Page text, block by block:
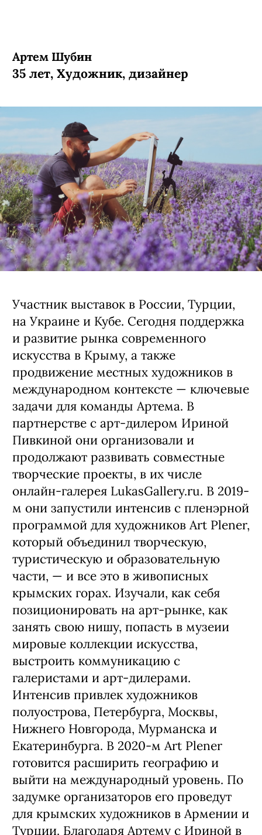
Артем Шубин
35 лет, Художник, дизайнер
Участник выставок в России, Турции,
на Украине и Кубе. Сегодня поддержка
и развитие рынка современного
искусства в Крыму, а также
продвижение местных художников в
международном контексте — ключевые
задачи для команды Артема. В
партнерстве с арт-дилером Ириной
Пивкиной они организовали и
продолжают развивать совместные
творческие проекты, в их числе
онлайн-галерея LukasGallery.ru. В 2019-
м они запустили интенсив с пленэрной
программой для художников Art Plener,
который объединил творческую,
туристическую и образовательную
части, — и все это в живописных
крымских горах. Изучали, как себя
позиционировать на арт-рынке, как
занять свою нишу, попасть в музеии
мировые коллекции искусства,
выстроить коммуникацию с
галеристами и арт-дилерами.
Интенсив привлек художников
полуострова, Петербурга, Москвы,
Нижнего Новгорода, Мурманска и
Екатеринбурга. В 2020-м Art Plener
готовится расширить географию и
выйти на международный уровень. По
задумке организаторов его проведут
для крымских художников в Армении и
Турции. Благодаря Артему с Ириной в